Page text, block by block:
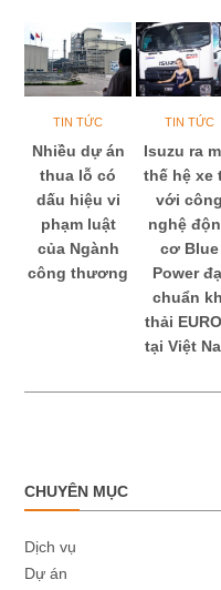
TIN TỨC
Nhiều dự án
thua lỗ có
dấu hiệu vi
phạm luật
của Ngành
công thương
TIN TỨC
Isuzu ra
thế hệ xe
với công
nghệ
cơ Blue
Power
chuẩn
thải
tại Việt
CHUYÊN MỤC
Dịch vụ
Dự án